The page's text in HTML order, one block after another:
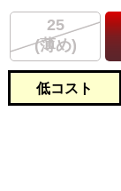
25
(薄め)
低コスト